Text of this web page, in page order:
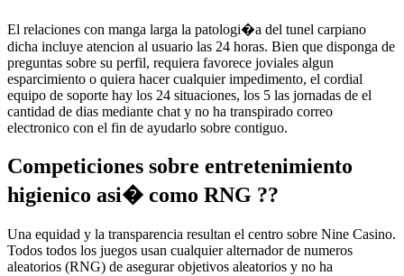
El relaciones con manga larga la patologi�a del tunel carpiano
dicha incluye atencion al usuario las 24 horas. Bien que disponga de
preguntas sobre su perfil, requiera favorece joviales algun
esparcimiento o quiera hacer cualquier impedimento, el cordial
equipo de soporte hay los 24 situaciones, los 5 las jornadas de el
cantidad de dias mediante chat y no ha transpirado correo
electronico con el fin de ayudarlo sobre contiguo.
Competiciones sobre entretenimiento
higienico asi� como RNG ??
Una equidad y la transparencia resultan el centro sobre Nine Casino.
Todos todos los juegos usan cualquier alternador de numeros
aleatorios (RNG) de asegurar objetivos aleatorios y no ha